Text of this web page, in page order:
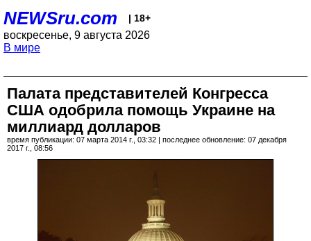
NEWSru.com | 18+
воскресенье, 9 августа 2026
В мире
Палата представителей Конгресса
США одобрила помощь Украине на
миллиард долларов
время публикации: 07 марта 2014 г., 03:32 | последнее обновление: 07 декабря
2017 г., 08:56